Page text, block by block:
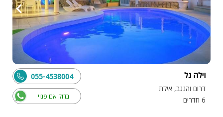
וילה גל
דרום והנגב, אילת
6 חדרים
בדוק אם פנוי
055-4538004